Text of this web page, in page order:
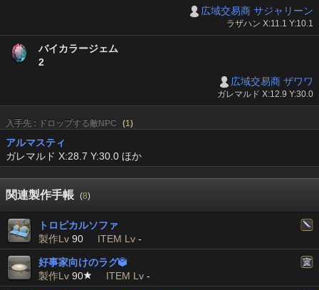
広域交易商 サジャリーン
ラザハン X:11.1 Y:10.1
バイカラージェム
2
広域交易商 ザワワ
ガレマルド X:12.9 Y:30.0
入手先 : ドロップする敵NPC (1)
アルマスティ
ガレマルド X:28.7 Y:30.0 ほか
関連製作手帳 (8)
トロピカルソファ
製作Lv 90 ITEM Lv -
好事家向けのラグ
製作Lv 90 ITEM Lv -